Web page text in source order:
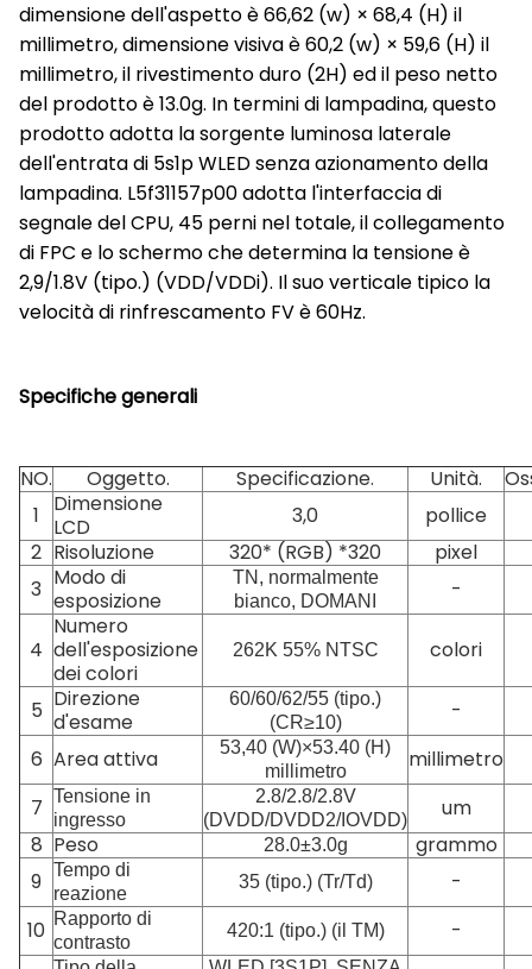
dimensione dell'aspetto è 66,62 (w) × 68,4 (H) il
millimetro, dimensione visiva è 60,2 (w) × 59,6 (H) il
millimetro, il rivestimento duro (2H) ed il peso netto
del prodotto è 13.0g. In termini di lampadina, questo
prodotto adotta la sorgente luminosa laterale
dell'entrata di 5s1p WLED senza azionamento della
lampadina. L5f31157p00 adotta l'interfaccia di
segnale del CPU, 45 perni nel totale, il collegamento
di FPC e lo schermo che determina la tensione è
2,9/1.8V (tipo.) (VDD/VDDi). Il suo verticale tipico la
velocità di rinfrescamento FV è 60Hz.
Specifiche generali
NO. Oggetto. Specificazione. Unità.
1
Dimensione
LCD
3,0
pollice
2 Risoluzione 320* (RGB) *320
pixel
3 Modo di
esposizione
TN, normalmente
bianco, DOMANI
-
4
Numero
dell'esposizione
dei colori
262K 55% NTSC colori
5 Direzione
d'esame
60/60/62/55 (tipo.)
(CR≥10)
-
6 Area attiva
53,40 (W)×53.40 (H)
millimetro
millimetro
7 Tensione in
ingresso
2.8/2.8/2.8V
(DVDD/DVDD2/IOVDD)
um
8 Peso 28.0±3.0g
grammo
9 Tempo di
reazione
35 (tipo.) (Tr/Td)
-
10 Rapporto di
contrasto
420:1 (tipo.) (il TM)
-